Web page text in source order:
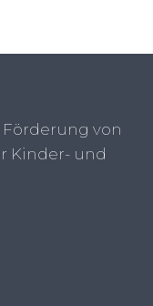
von
Kinder- und